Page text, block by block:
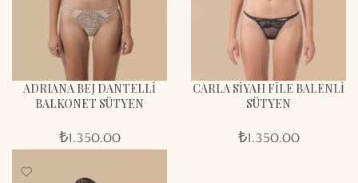
ADRIANA BEJ DANTELLI
BALKONET SÜTYEN
₺1.350,00
CARLA SIYAH FILE BALENLI
SÜTYEN
₺1.350,00